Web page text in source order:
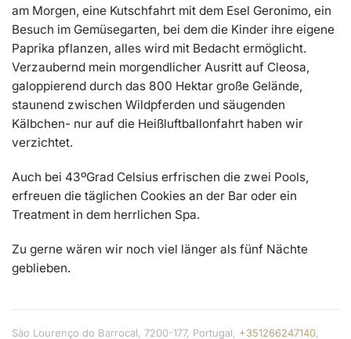
am Morgen, eine Kutschfahrt mit dem Esel Geronimo, ein
Besuch im Gemüsegarten, bei dem die Kinder ihre eigene
Paprika pflanzen, alles wird mit Bedacht ermöglicht.
Verzaubernd mein morgendlicher Ausritt auf Cleosa,
galoppierend durch das 800 Hektar große Gelände,
staunend zwischen Wildpferden und säugenden
Kälbchen- nur auf die Heißluftballonfahrt haben wir
verzichtet.
Auch bei 43ºGrad Celsius erfrischen die zwei Pools,
erfreuen die täglichen Cookies an der Bar oder ein
Treatment in dem herrlichen Spa.
Zu gerne wären wir noch viel länger als fünf Nächte
geblieben.
São Lourenço do Barrocal, 7200-177, Portugal, +351266247140